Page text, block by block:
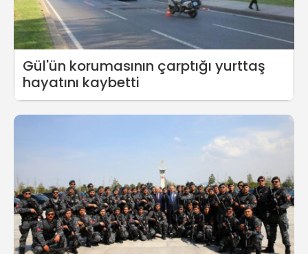
Gül'ün korumasının çarptığı yurttaş
hayatını kaybetti